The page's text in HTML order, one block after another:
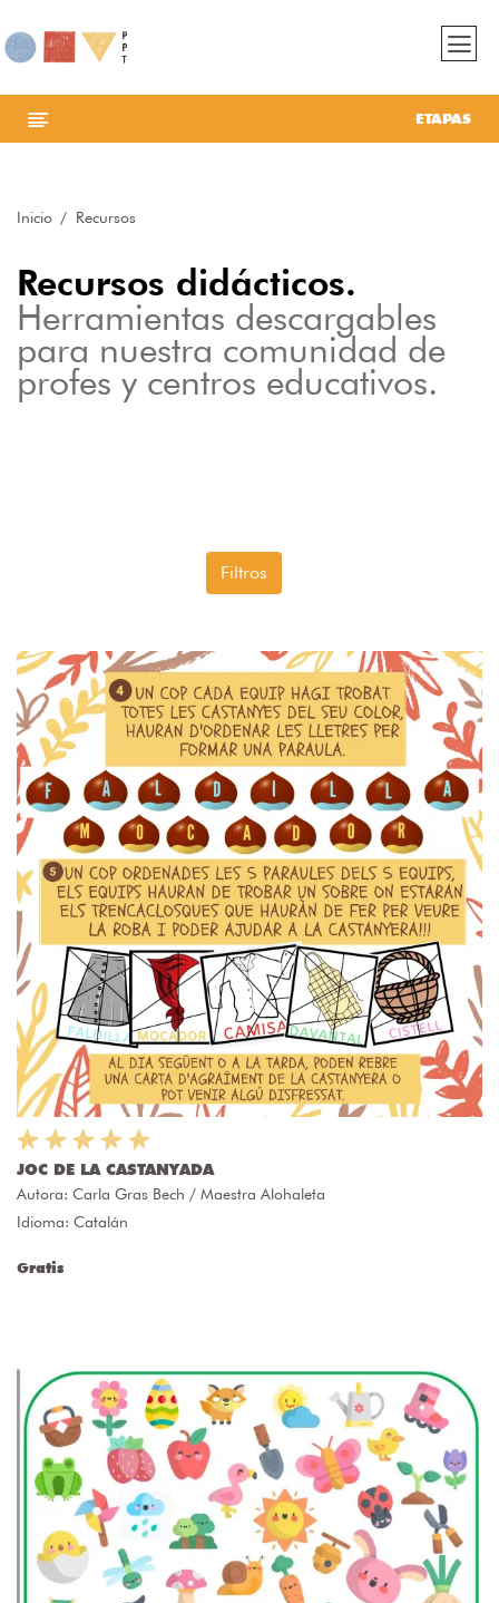
ETAPAS
Inicio Recursos
Recursos didácticos.
Herramientas descargables
para nuestra comunidad de
profes y centros educativos.
Filtros
JOC DE LA CASTANYADA
Autora: Carla Gras Bech / Maestra Alohaleta
Idioma: Catalán
Gratis